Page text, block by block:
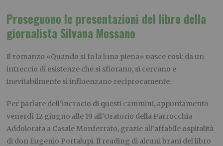
Proseguono le presentazioni del libro della
giornalista Silvana Mossano
Il romanzo «Quando si fa la luna piena» nasce così: da un
intreccio di esistenze che si sfiorano, si cercano e
inevitabilmente si influenzano reciprocamente.
Per parlare dell’incrocio di questi cammini, appuntamento
venerdì 12 giugno alle 19 all’Oratorio della Parrocchia
Addolorata a Casale Monferrato, grazie all’affabile ospitalità
di don Eugenio Portalupi. Il reading di alcuni brani del libro